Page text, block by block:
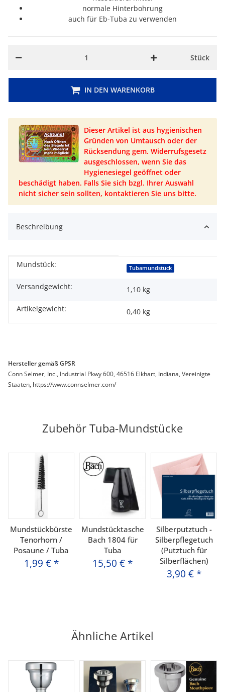
normale Hinterbohrung
auch für Eb-Tuba zu verwenden
Stück
IN DEN WARENKORB
Dieser Artikel ist aus hygienischen
Gründen von Umtausch oder der
Rücksendung gem. Widerrufsgesetz
ausgeschlossen, wenn Sie das
Hygienesiegel geöffnet oder
beschädigt haben. Falls Sie sich bzgl. Ihrer Auswahl
nicht sicher sein sollten, kontaktieren Sie uns bitte.
Beschreibung
Produkteigenschaft
Wert
Mundstück: Tubamundstück
Versandgewicht:
1,10 kg
Artikelgewicht:
0,40 kg
Hersteller gemäß GPSR
Conn Selmer, Inc., Industrial Pkwy 600, 46516 Elkhart, Indiana, Vereinigte
Staaten, https://www.connselmer.com/
Zubehör Tuba-Mundstücke
Mundstückbürste
Tenorhorn /
Posaune / Tuba
1,99 € *
Mundstücktasche
Bach 1804 für
Tuba
15,50 € *
Silberputztuch -
Silberpflegetuch
(Putztuch für
Silberflächen)
3,90 € *
Ähnliche Artikel